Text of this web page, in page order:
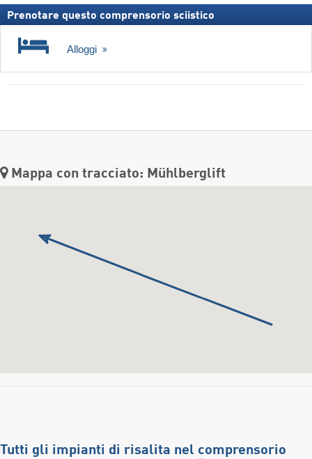
Prenotare questo comprensorio sciistico
Alloggi
Mappa con tracciato: Mühlberglift
Tutti gli impianti di risalita nel comprensorio